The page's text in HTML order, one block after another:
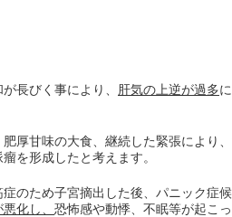
長びく事により、 肝気の上逆が過多
厚甘味の大食、継続した緊張により
を形成したと考えます。
症のため子宮摘出した後、パニック症
化し、 恐怖感や動悸、不眠等が起こっ